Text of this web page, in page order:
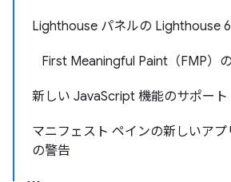
Lighthouse パネルの Lighthouse 6
First Meaningful Paint（FMP）
新しい JavaScript 機能のサポート
マニフェスト ペインの新しいア
の警告